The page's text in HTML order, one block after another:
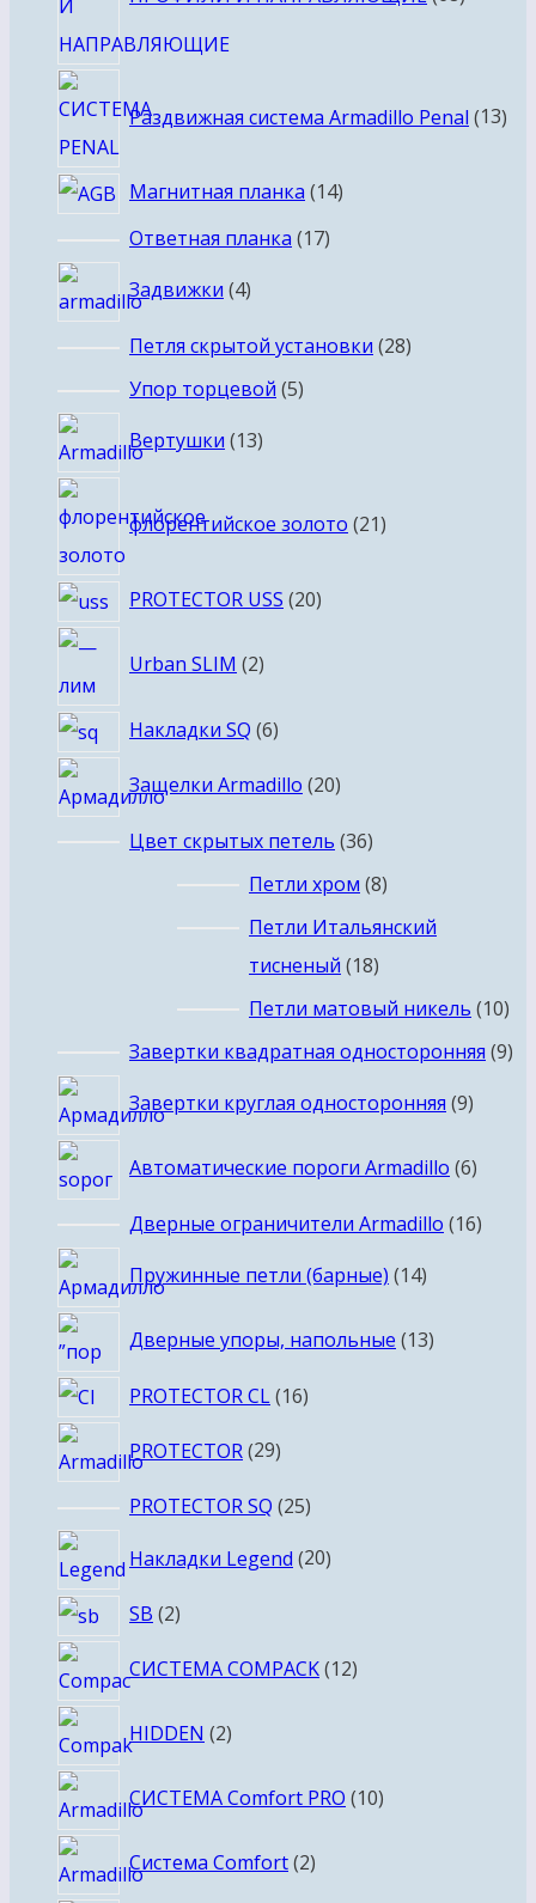
Раздвижная система Armadillo Penal 13
Магнитная планка 1414
Ответная планка 1717
Задвижки 44
Петля скрытой установки 2828
Упор торцевой 55
Вертушки 1313
флорентийское золото 21товар
PROTECTOR USS 2020
Urban SLIM 2
товара
Накладки SQ 66
Защелки Armadillo 2020
Цвет скрытых петель 3636
товаров
Петли хром 88
товаров
Петли Итальянский
тисненый 1818
товаров
Петли матовый никель 1010
Завертки квадратная односторонняя 99
Завертки круглая односторонняя 99
Автоматические пороги Armadillo 66
Дверные ограничители Armadillo 1616
Пружинные петли (барные) 1414
Дверные упоры, напольные 1313
PROTECTOR CL 1616
PROTECTOR 2929
PROTECTOR SQ 2525
Накладки Legend 2020
SB 22
СИСТЕМА COMPACK 1212
HIDDEN 22
СИСТЕМА Comfort PRO 1010
Система Comfort 22